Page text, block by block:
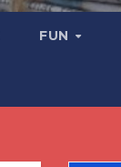
FUN